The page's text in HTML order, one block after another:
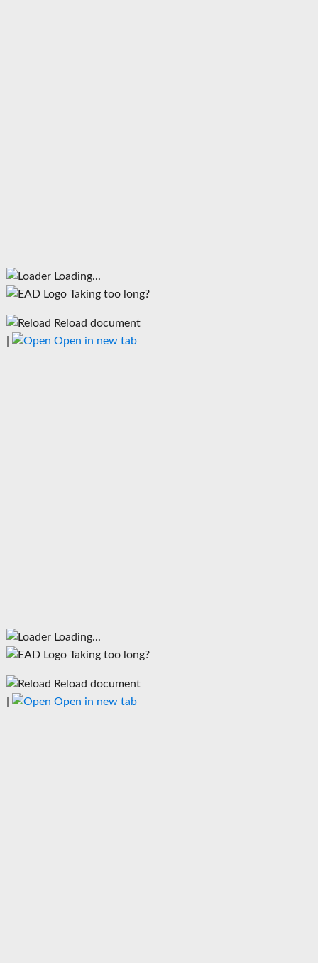
Loading...
Taking too long?
Reload document
Open in new tab
Loading...
Taking too long?
Reload document
Open in new tab